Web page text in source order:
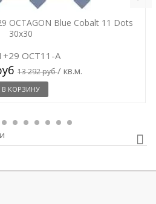
OCTAGON Blue Cobalt 11 Dots
30x30
OCT11-A
13 292 руб/ кв.м.
В КОРЗИНУ